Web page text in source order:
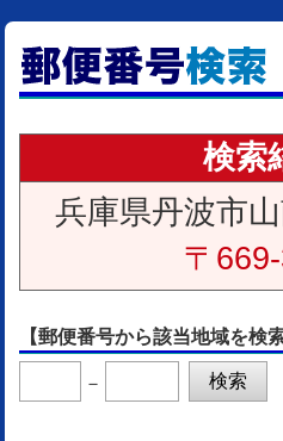
検索
兵庫県丹波市
〒
【郵便番号から該当地域を検索
－